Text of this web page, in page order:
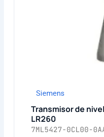
Siemens
Transmisor de
LR260
7ML5427-0CL00-